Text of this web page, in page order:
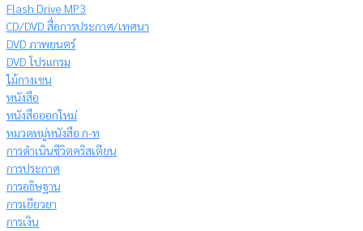
Flash Drive MP3
CD/DVD สื่อการประกาศ/เทศนา
DVD ภาพยนตร์
DVD โปรแกรม
ไม้กางเขน
หนังสือ
หนังสือออกใหม่
หมวดหมู่หนังสือ ก-ท
การดำเนินชีวิตคริสเตียน
การประกาศ
การอธิษฐาน
การเยียวยา
การเงิน